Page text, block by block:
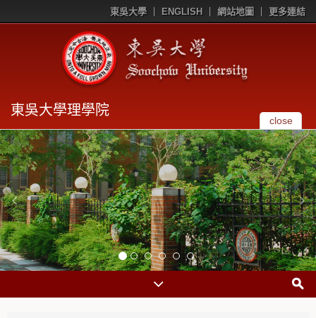
東吳大學 ENGLISH 網站地圖 更多連結
東吳大學理學院
close